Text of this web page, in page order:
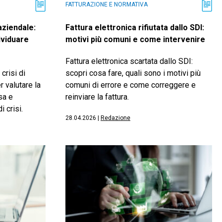
crisi di
valutare la
e
crisi.
FATTURAZIONE E NORMATIVA
Fattura elettronica rifiutata dallo SDI:
motivi più comuni e come intervenire
Fattura elettronica scartata dallo SDI:
scopri cosa fare, quali sono i motivi più
comuni di errore e come correggere e
reinviare la fattura.
28.04.2026 | Redazione